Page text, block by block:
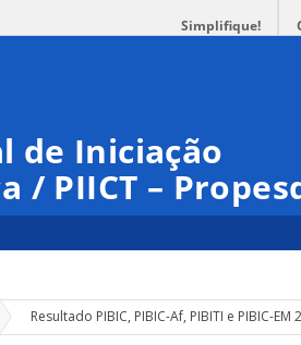
Simplifique!
de Iniciação
/ PIICT –
» Resultado PIBIC, PIBIC-Af, PIBITI e PIBIC-EM